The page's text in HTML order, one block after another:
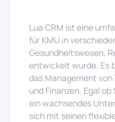
Lua CRM ist eine
für KMU in
Gesundheitswesen,
entwickelt wurde. Es
das Management
und Finanzen. Egal
ein wachsendes
sich mit seinen